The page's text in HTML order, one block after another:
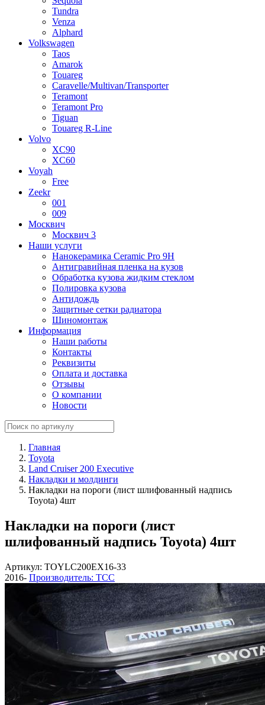
Tundra
Venza
Alphard
Volkswagen
Taos
Amarok
Touareg
Caravelle/Multivan/Transporter
Teramont
Teramont Pro
Tiguan
Touareg R-Line
Volvo
XC90
XC60
Voyah
Free
Zeekr
001
009
Москвич
Москвич 3
Наши услуги
Нанокерамика Ceramic Pro 9H
Антигравийная пленка на кузов
Обработка кузова жидким стеклом
Полировка кузова
Антидождь
Защитные сетки радиатора
Шиномонтаж
Информация
Наши работы
Контакты
Реквизиты
Оплата и доставка
Отзывы
О компании
Новости
Главная
Toyota
Land Cruiser 200 Executive
Накладки и молдинги
Накладки на пороги (лист шлифованный надпись
Toyota) 4шт
Накладки на пороги (лист
шлифованный надпись Toyota) 4шт
Артикул: TOYLC200EX16-33
2016- Производитель: ТСС